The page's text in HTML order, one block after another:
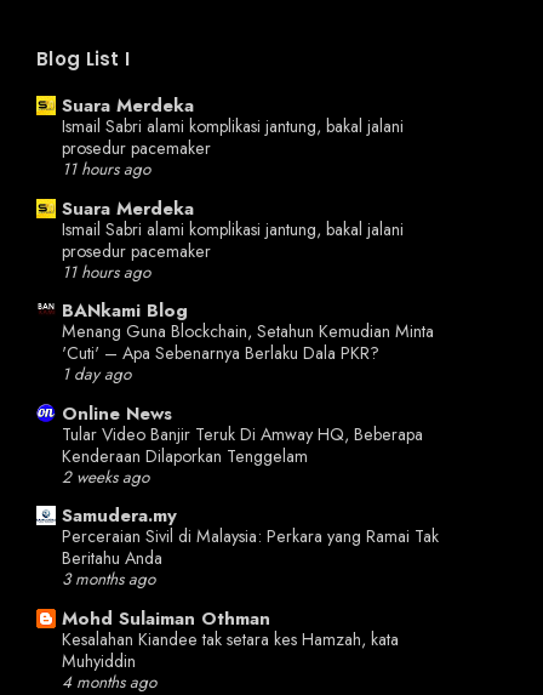
Blog List I
Suara Merdeka
Ismail Sabri alami komplikasi jantung, bakal jalani
prosedur pacemaker
11 hours ago
Suara Merdeka
Ismail Sabri alami komplikasi jantung, bakal jalani
prosedur pacemaker
11 hours ago
BANkami Blog
Menang Guna Blockchain, Setahun Kemudian Minta
'Cuti' – Apa Sebenarnya Berlaku Dala PKR?
1 day ago
Online News
Tular Video Banjir Teruk Di Amway HQ, Beberapa
Kenderaan Dilaporkan Tenggelam
2 weeks ago
Samudera.my
Perceraian Sivil di Malaysia: Perkara yang Ramai Tak
Beritahu Anda
3 months ago
Mohd Sulaiman Othman
Kesalahan Kiandee tak setara kes Hamzah, kata
Muhyiddin
4 months ago